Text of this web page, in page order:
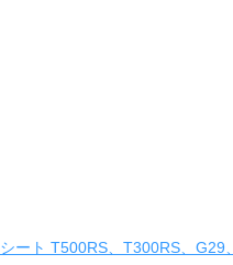
ト T500RS、T300RS、G29、